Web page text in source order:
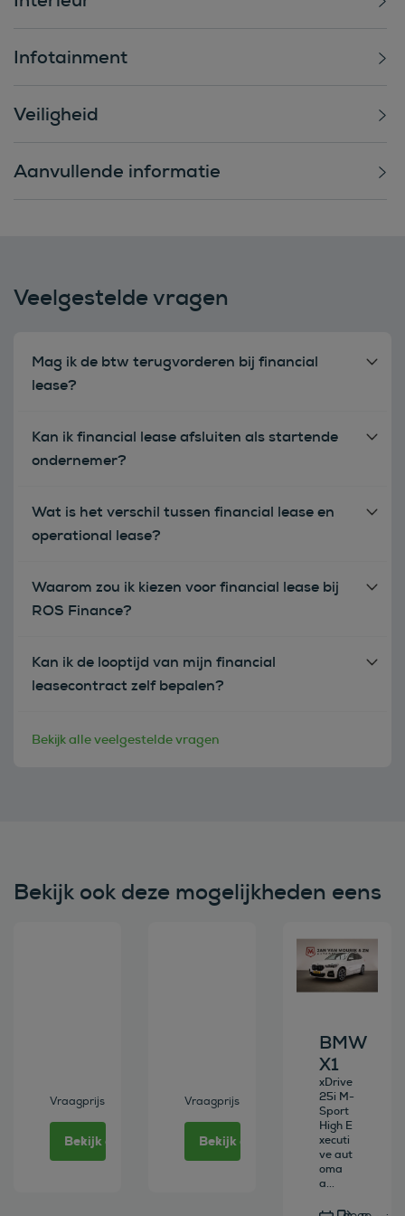
Infotainment
Veiligheid
Aanvullende informatie
Veelgestelde vragen
Mag ik de btw terugvorderen bij financial
lease?
Kan ik financial lease afsluiten als startende
ondernemer?
Wat is het verschil tussen financial lease en
operational lease?
Waarom zou ik kiezen voor financial lease bij
ROS Finance?
Kan ik de looptijd van mijn financial
leasecontract zelf bepalen?
Bekijk alle veelgestelde vragen
Bekijk ook deze mogelijkheden eens
Vraagprijs
Bekijk deze auto
Vraagprijs
Bekijk deze auto
Bekijk deze
BMW
X1
xDrive
25i M-
Sport
High E
xecuti
ve aut
oma
a...